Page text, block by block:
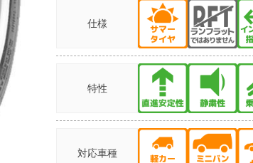
仕様
特性
対応車種